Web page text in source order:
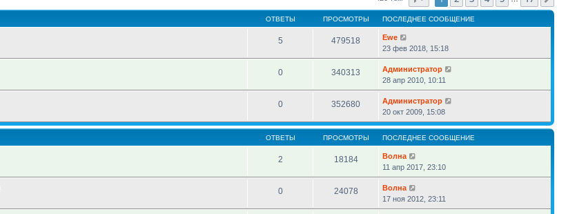
ОТВЕТЫ ПРОСМОТРЫ ПОСЛЕДНЕЕ СООБЩЕНИЕ
5 479518
Ewe
23 фев 2018, 15:18
0 340313
Администратор
28 апр 2010, 10:11
0 352680
Администратор
20 окт 2009, 15:08
ОТВЕТЫ ПРОСМОТРЫ ПОСЛЕДНЕЕ СООБЩЕНИЕ
2 18184
Волна
11 апр 2017, 23:10
0 24078
Волна
17 ноя 2012, 23:11